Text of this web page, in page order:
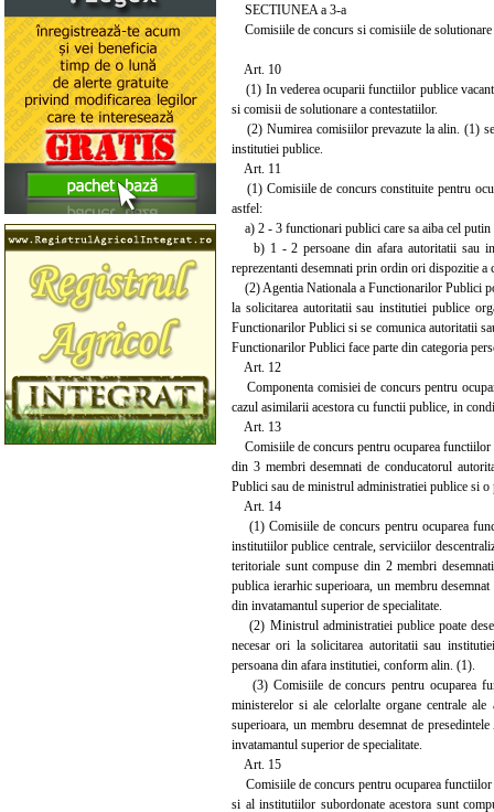
SECTIUNEA a 3-a
Comisiile de concurs si comisiile de solutionare
Art. 10
(1) In vederea ocuparii functiilor publice
si comisii de solutionare a contestatiilor.
(2) Numirea comisiilor prevazute la alin. (1)
institutiei publice.
Art. 11
(1) Comisiile de concurs constituite pentru
astfel:
a) 2 - 3 functionari publici care sa aiba cel putin
b) 1 - 2 persoane din afara autoritatii sau
reprezentanti desemnati prin ordin ori dispozitie
(2) Agentia Nationala a Functionarilor Publici
la solicitarea autoritatii sau institutiei publice
Functionarilor Publici si se comunica autoritatii
Functionarilor Publici face parte din categoria
Art. 12
Componenta comisiei de concurs pentru
cazul asimilarii acestora cu functii publice, in
Art. 13
Comisiile de concurs pentru ocuparea functiilor
din 3 membri desemnati de conducatorul
Publici sau de ministrul administratiei publice si o
Art. 14
(1) Comisiile de concurs pentru ocuparea
institutiilor publice centrale, serviciilor
teritoriale sunt compuse din 2 membri
publica ierarhic superioara, un membru
din invatamantul superior de specialitate.
(2) Ministrul administratiei publice poate
necesar ori la solicitarea autoritatii sau
persoana din afara institutiei, conform alin. (1).
(3) Comisiile de concurs pentru ocuparea
ministerelor si ale celorlalte organe centrale
superioara, un membru desemnat de
invatamantul superior de specialitate.
Art. 15
Comisiile de concurs pentru ocuparea
si al institutiilor subordonate acestora sunt